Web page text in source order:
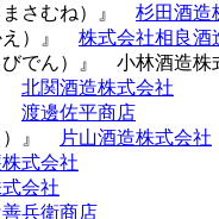
まさむね）』 杉田酒造
え）』 株式会社相良酒
びでん）』 小林酒造株
北関酒造株式会社
渡邊佐平商店
）』
片山酒造株式会社
式会社
会社
兵衛商店